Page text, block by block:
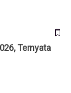
Ternyata